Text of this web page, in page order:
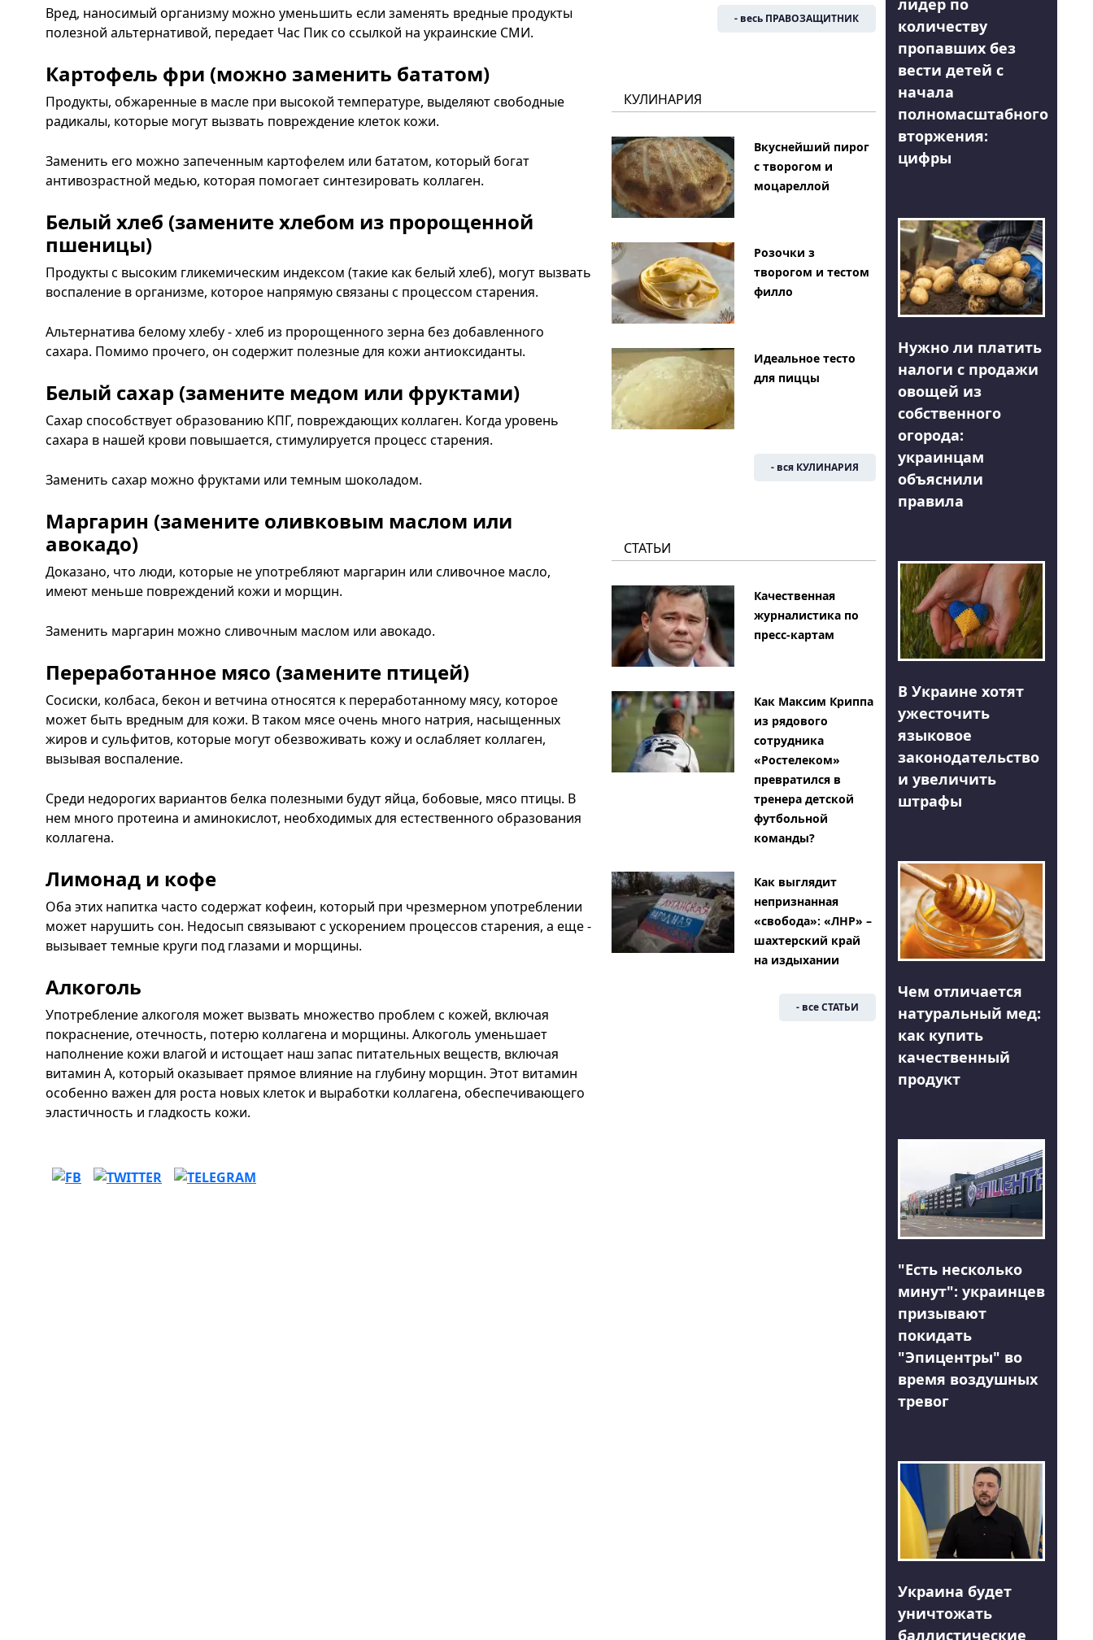
Вред, наносимый организму можно уменьшить если заменять вредные продукты
полезной альтернативой, передает Час Пик со ссылкой на украинские СМИ.
Картофель фри (можно заменить бататом)
Продукты, обжаренные в масле при высокой температуре, выделяют свободные
радикалы, которые могут вызвать повреждение клеток кожи.
Заменить его можно запеченным картофелем или бататом, который богат
антивозрастной медью, которая помогает синтезировать коллаген.
Белый хлеб (замените хлебом из пророщенной
пшеницы)
Продукты с высоким гликемическим индексом (такие как белый хлеб), могут вызвать
воспаление в организме, которое напрямую связаны с процессом старения.
Альтернатива белому хлебу - хлеб из пророщенного зерна без добавленного
сахара. Помимо прочего, он содержит полезные для кожи антиоксиданты.
Белый сахар (замените медом или фруктами)
Сахар способствует образованию КПГ, повреждающих коллаген. Когда уровень
сахара в нашей крови повышается, стимулируется процесс старения.
Заменить сахар можно фруктами или темным шоколадом.
Маргарин (замените оливковым маслом или
авокадо)
Доказано, что люди, которые не употребляют маргарин или сливочное масло,
имеют меньше повреждений кожи и морщин.
Заменить маргарин можно сливочным маслом или авокадо.
Переработанное мясо (замените птицей)
Сосиски, колбаса, бекон и ветчина относятся к переработанному мясу, которое
может быть вредным для кожи. В таком мясе очень много натрия, насыщенных
жиров и сульфитов, которые могут обезвоживать кожу и ослабляет коллаген,
вызывая воспаление.
Среди недорогих вариантов белка полезными будут яйца, бобовые, мясо птицы. В
нем много протеина и аминокислот, необходимых для естественного образования
коллагена.
Лимонад и кофе
Оба этих напитка часто содержат кофеин, который при чрезмерном употреблении
может нарушить сон. Недосып связывают с ускорением процессов старения, а еще -
вызывает темные круги под глазами и морщины.
Алкоголь
Употребление алкоголя может вызвать множество проблем с кожей, включая
покраснение, отечность, потерю коллагена и морщины. Алкоголь уменьшает
наполнение кожи влагой и истощает наш запас питательных веществ, включая
витамин А, который оказывает прямое влияние на глубину морщин. Этот витамин
особенно важен для роста новых клеток и выработки коллагена, обеспечивающего
эластичность и гладкость кожи.
- весь ПРАВОЗАЩИТНИК
КУЛИНАРИЯ
Вкуснейший пирог
с творогом и
моцареллой
Розочки з
творогом и тестом
филло
Идеальное тесто
для пиццы
- вся КУЛИНАРИЯ
СТАТЬИ
Качественная
журналистика по
пресс-картам
Как Максим Криппа
из рядового
сотрудника
«Ростелеком»
превратился в
тренера детской
футбольной
команды?
Как выглядит
непризнанная
«свобода»: «ЛНР» –
шахтерский край
на издыхании
- все СТАТЬИ
количеству
пропавших без
вести детей с
начала
полномасштабного
вторжения:
цифры
Нужно ли платить
налоги с продажи
овощей из
собственного
огорода:
украинцам
объяснили
правила
В Украине хотят
ужесточить
языковое
законодательство
и увеличить
штрафы
Чем отличается
натуральный мед:
как купить
качественный
продукт
"Есть несколько
минут": украинцев
призывают
покидать
"Эпицентры" во
время воздушных
тревог
Украина будет
уничтожать
баллистические